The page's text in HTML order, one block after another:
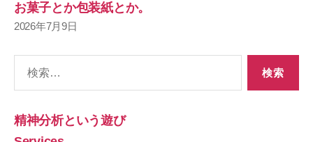
お菓子とか包装紙とか。
2026年7月9日
象:
精神分析という遊び